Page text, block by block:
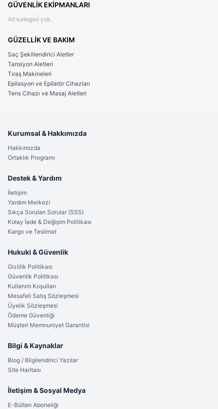
GÜVENLİK EKİPMANLARI
Alt kategori yok.
GÜZELLİK VE BAKIM
Saç Şekillendirici Aletler
Tansiyon Aletleri
Tıraş Makineleri
Epilasyon ve Epilatör Cihazları
Tens Cihazı ve Masaj Aletleri
Kurumsal & Hakkımızda
Hakkımızda
Ortaklık Programı
Destek & Yardım
İletişim
Yardım Merkezi
Sıkça Sorulan Sorular (SSS)
Kolay İade & Değişim Politikası
Kargo ve Teslimat
Hukuki & Güvenlik
Gizlilik Politikası
Güvenlik Politikası
Kullanım Koşulları
Mesafeli Satış Sözleşmesi
Üyelik Sözleşmesi
Ödeme Güvenliği
Müşteri Memnuniyet Garantisi
Bilgi & Kaynaklar
Blog / Bilgilendirici Yazılar
Site Haritası
İletişim & Sosyal Medya
E-Bülten Aboneliği